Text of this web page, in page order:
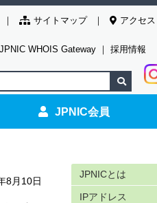
サイトマップ アクセス
JPNIC WHOIS Gateway ｜ 採用情報
JPNIC会員
8月10日
JPNICとは
IPアドレス